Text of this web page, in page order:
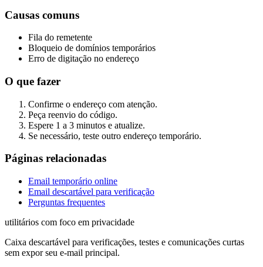
Causas comuns
Fila do remetente
Bloqueio de domínios temporários
Erro de digitação no endereço
O que fazer
Confirme o endereço com atenção.
Peça reenvio do código.
Espere 1 a 3 minutos e atualize.
Se necessário, teste outro endereço temporário.
Páginas relacionadas
Email temporário online
Email descartável para verificação
Perguntas frequentes
utilitários com foco em privacidade
Caixa descartável para verificações, testes e comunicações curtas
sem expor seu e-mail principal.